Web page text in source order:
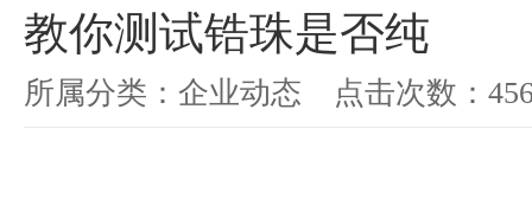
教你测试锆珠是否纯
所属分类： 企业动态 点击次数：